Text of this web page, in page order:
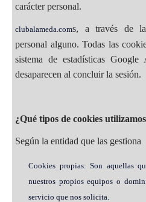
carácter personal.
clubalameda.coms, a través de
personal alguno. Todas las
sistema de estadísticas
desaparecen al concluir la sesión.
¿Qué tipos de cookies
Según la entidad que las gestiona
Cookies propias: Son aquellas
nuestros propios equipos o
servicio que nos solicita.